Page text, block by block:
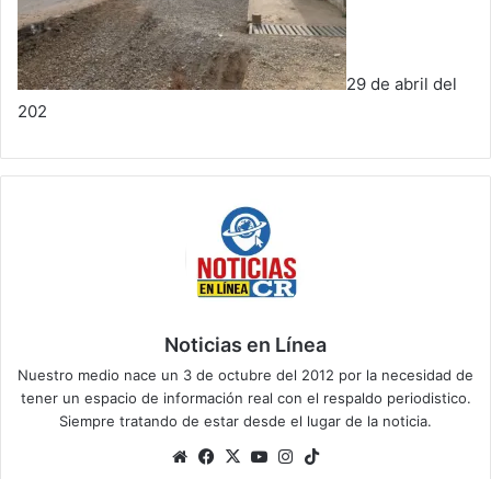
29 de abril del
202
Noticias en Línea
Nuestro medio nace un 3 de octubre del 2012 por la necesidad de
tener un espacio de información real con el respaldo periodistico.
Siempre tratando de estar desde el lugar de la noticia.
SitioFacebook
X YouTubeInstagram